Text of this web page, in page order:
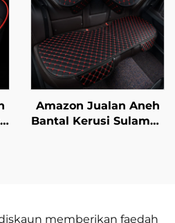
Belakang
Amazon Jualan Aneh
Bantal Kerusi Sulaman
memberikan faedah